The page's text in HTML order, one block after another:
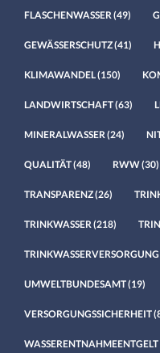
FLASCHENWASSER(49)
GEWÄSSERSCHUTZ(41)
KLIMAWANDEL(150)
LANDWIRTSCHAFT(63)
MINERALWASSER(24)
QUALITÄT(48) RWW(30)
TRANSPARENZ(26)
TRINKWASSER(218)
TRINKWASSERVERSORGUNG
UMWELTBUNDESAMT(19)
VERSORGUNGSSICHERHEIT
WASSERENTNAHMEENTGELT